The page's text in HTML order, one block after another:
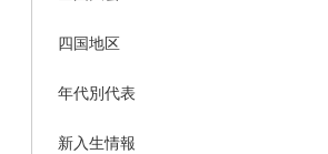
四国地区
年代別代表
新入生情報